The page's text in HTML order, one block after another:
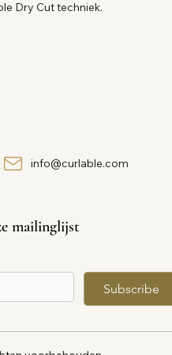
Dry Cut techniek.
info@curlable.com
mailinglijst
Subscribe